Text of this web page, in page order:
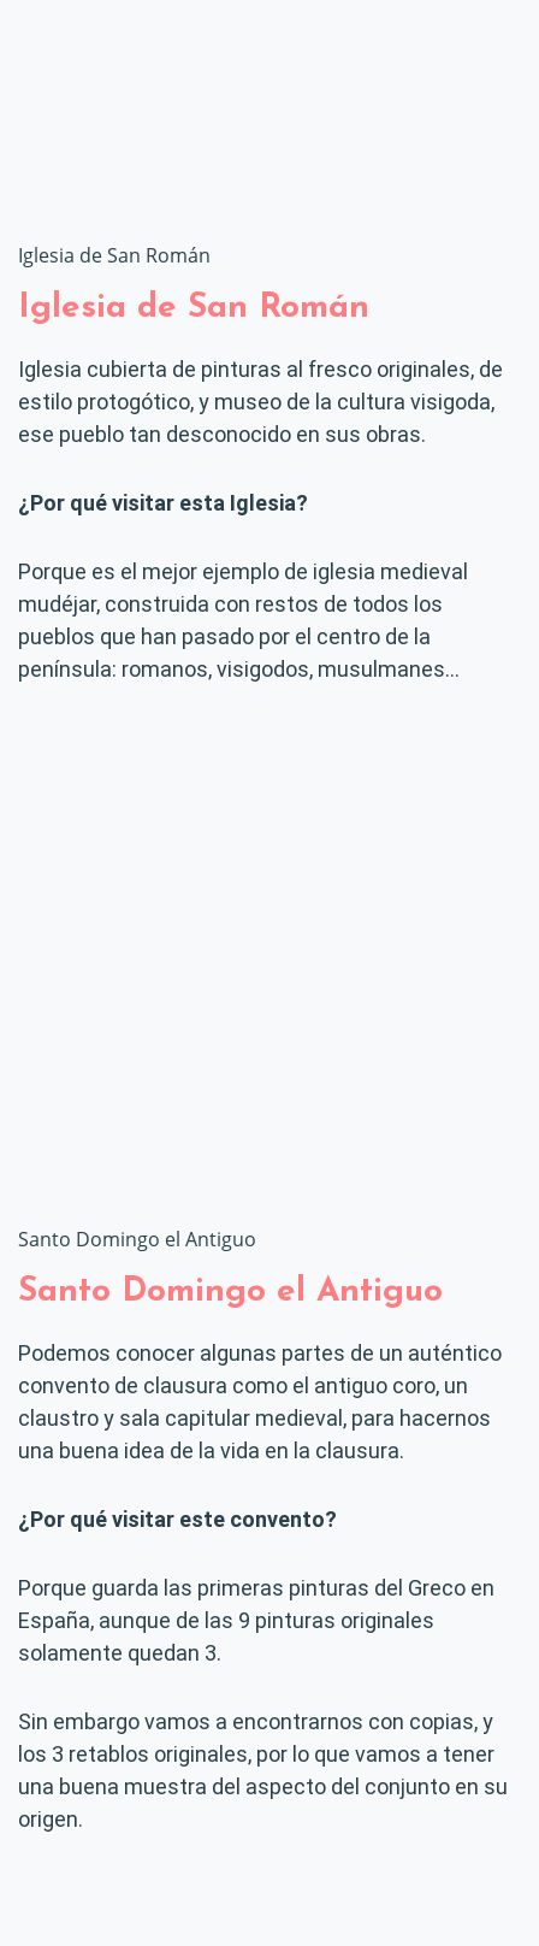
Iglesia de San Román
Iglesia de San Román
Iglesia cubierta de pinturas al fresco originales, de
estilo protogótico, y museo de la cultura visigoda,
ese pueblo tan desconocido en sus obras.
¿Por qué visitar esta Iglesia?
Porque es el mejor ejemplo de iglesia medieval
mudéjar, construida con restos de todos los
pueblos que han pasado por el centro de la
península: romanos, visigodos, musulmanes…
Santo Domingo el Antiguo
Santo Domingo el Antiguo
Podemos conocer algunas partes de un auténtico
convento de clausura como el antiguo coro, un
claustro y sala capitular medieval, para hacernos
una buena idea de la vida en la clausura.
¿Por qué visitar este convento?
Porque guarda las primeras pinturas del Greco en
España, aunque de las 9 pinturas originales
solamente quedan 3.
Sin embargo vamos a encontrarnos con copias, y
los 3 retablos originales, por lo que vamos a tener
una buena muestra del aspecto del conjunto en su
origen.